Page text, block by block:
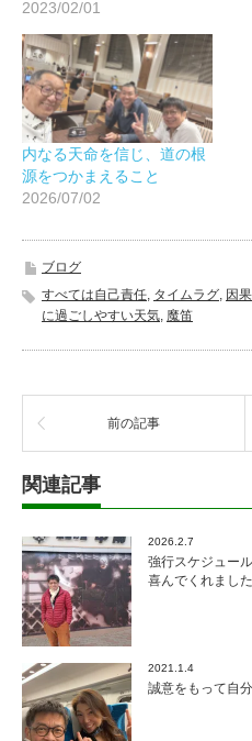
2023/02/01
内なる天命を信じ、道の根
源をつかまえること
2026/07/02
ブログ
すべては自己責任, タイムラグ, 因
に過ごしやすい天気, 魔笛
前の記事
関連記事
2026.2.7
強行スケジュー
喜んでくれまし
2021.1.4
誠意をもって自